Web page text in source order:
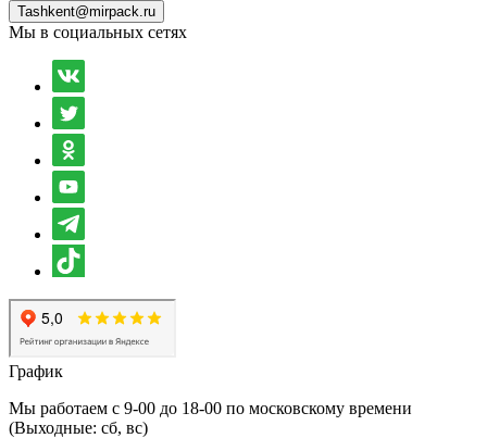
Tashkent@mirpack.ru
Мы в социальных сетях
График
Мы работаем с 9-00 до 18-00 по московскому времени
(Выходные: сб, вс)